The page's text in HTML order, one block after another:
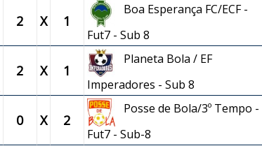
2 X 1
Boa Esperança FC/ECF -
Fut7 - Sub 8
2 X 1
Planeta Bola / EF
Imperadores - Sub 8
0 X 2
Posse de Bola/3º Tempo -
Fut7 - Sub-8